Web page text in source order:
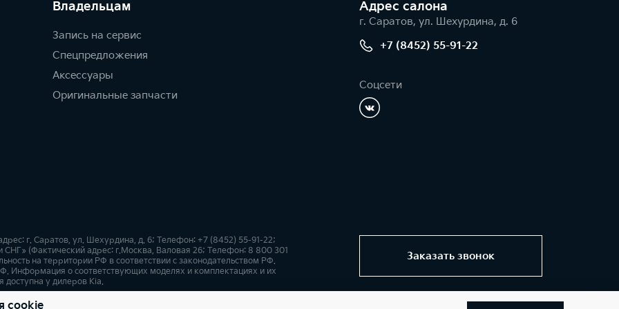
Владельцам
Запись на сервис
Спецпредложения
Аксессуары
Оригинальные запчасти
Адрес салонa
г. Саратов, ул. Шехурдина, д. 6
+7 (8452) 55-91-22
Соцсети
Заказать звонок
г. Саратов, ул. Шехурдина, д. 6; Телефон: +7 (8452) 55-91-22;
(Фактический адрес: г.Москва, Валовая 26; Телефон: 8 800 301
на территории РФ в соответствии с законодательством РФ.
Информация о соответствующих моделях и комплектациях и их
у дилеров Kia.
Карта сайта
cookie